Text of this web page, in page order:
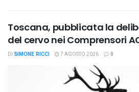
Toscana, pubblicata la
del cervo nei Comprensori
DI SIMONE RICCI 7 AGOSTO 2026 0